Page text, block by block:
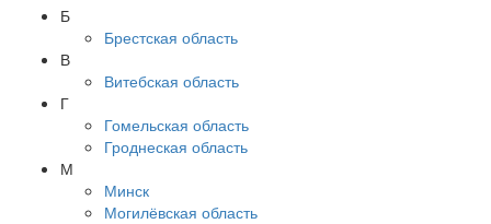
Б
Брестская область
В
Витебская область
Г
Гомельская область
Гроднеская область
М
Минск
Могилёвская область